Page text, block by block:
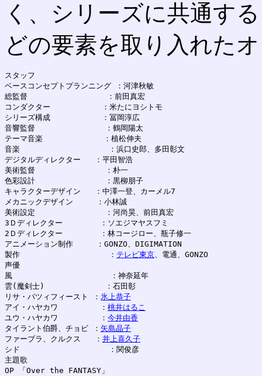
く、シリーズに共通す
どの要素を取り入れた
スタッフ
ベースコンセプトプランニング ：河津秋敏
総監督                 ：前田真宏
コンダクター           ：米たにヨシトモ
シリーズ構成           ：冨岡淳広
音響監督               ：鶴岡陽太
テーマ音楽             ：植松伸夫
音楽                   ：浜口史郎、多田彰文
デジタルディレクター   ：平田智浩
美術監督               ：朴一
色彩設計               ：黒柳朋子
キャラクターデザイン   ：中澤一登、カーメル7
メカニックデザイン     ：小林誠
美術設定               ：河尚昊、前田真宏
3Ｄディレクター        ：ソエジマヤスフミ
2Ｄディレクター        ：林コージロー、瓶子修一
アニメーション制作     ：GONZO、DIGIMATION
製作                   ： テレビ東京、電通、GONZO
声優
風                     ：神奈延年
雲(魔剣士)             ：石田彰
リサ・パツィフィースト ： 氷上恭子
アイ・ハヤカワ         ： 桃井はるこ
ユウ・ハヤカワ         ： 今井由香
タイラント伯爵、チョビ ： 矢島晶子
ファーブラ、クルクス   ： 井上喜久子
シド                   ：関俊彦
主題歌
OP 「Over the FANTASY」